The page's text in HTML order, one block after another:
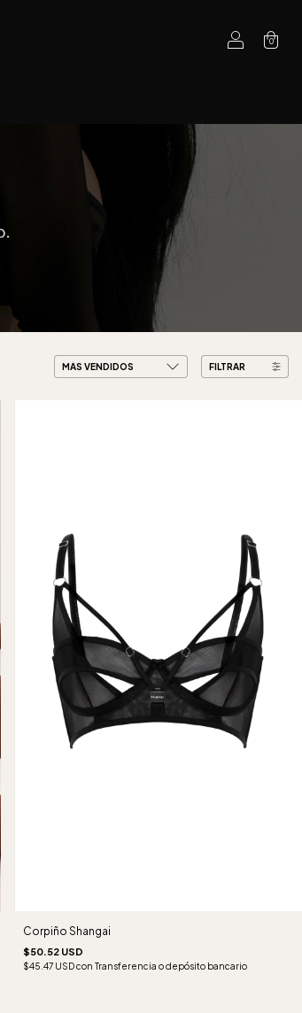
0
FILTRAR
Corpiño Shangai
$50.52 USD
$45.47 USDcon Transferencia o depósito bancario